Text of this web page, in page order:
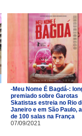
-Meu Nome É Bagdá-:
premiado sobre Garotas
Skatistas estreia no Rio
Janeiro e em São Paulo,
de 100 salas na França
07/09/2021